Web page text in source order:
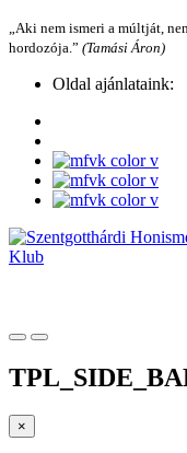
„Aki nem ismeri a múltját,
hordozója.” (Tamási Áron)
Oldal ajánlataink:
Klub
×